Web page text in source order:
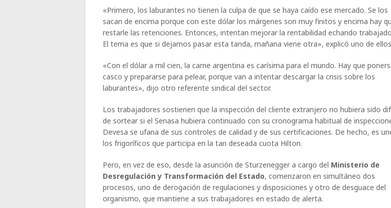
«Primero, los laburantes no tienen la culpa de que se haya caído ese mercado. Se los
sacan de encima porque con este dólar los márgenes son muy finitos y encima hay
restarle las retenciones. Entonces, intentan mejorar la rentabilidad echando
El tema es que si dejamos pasar esta tanda, mañana viene otra», explicó uno de
«Con el dólar a mil cien, la carne argentina es carísima para el mundo. Hay que
casco y prepararse para pelear, porque van a intentar descargar la crisis sobre los
laburantes», dijo otro referente sindical del sector.
Los trabajadores sostienen que la inspección del cliente extranjero no hubiera sido
de sortear si el Senasa hubiera continuado con su cronograma habitual de
Devesa se ufana de sus controles de calidad y de sus certificaciones. De hecho, es
los frigoríficos que participa en la tan deseada cuota Hilton.
Pero, en vez de eso, desde la asunción de Sturzenegger a cargo del Ministerio de
Desregulación y Transformación del Estado, comenzaron en simultáneo dos
procesos, uno de derogación de regulaciones y disposiciones y otro de desguace del
organismo, que mantiene a sus trabajadores en estado de alerta.